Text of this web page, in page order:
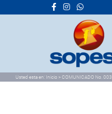
Usted esta en: Inicio > COMUNICADO No. 003